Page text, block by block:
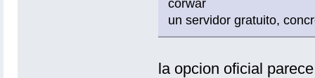
corwar
un servidor gratuito,
la opcion oficial